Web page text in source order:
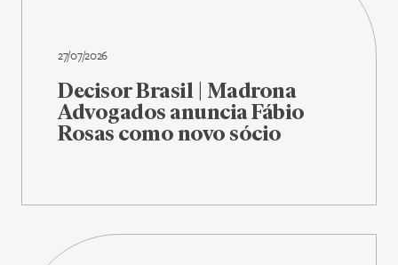
27/07/2026
Decisor Brasil | Madrona
Advogados anuncia Fábio
Rosas como novo sócio